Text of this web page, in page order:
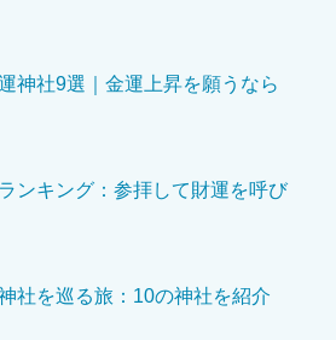
   
必須
神社9選｜金運上昇を願うなら
ンキング：参拝して財運を呼び
社を巡る旅：10の神社を紹介